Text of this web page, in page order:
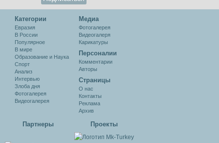
Категории
Евразия
В России
Популярное
В мире
Образование и Наука
Спорт
Анализ
Интервью
Злоба дня
Фотогалерея
Видеогалерея
Медиа
Фотогалерея
Видеогалеря
Карикатуры
Персоналии
Комментарии
Авторы
Cтраницы
О нас
Контакты
Реклама
Архив
Партнеры Проекты